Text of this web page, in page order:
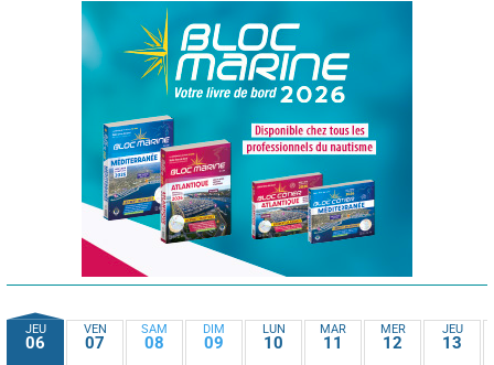
JEU
06
VEN
07
SAM
08
DIM
09
LUN
10
MAR
11
MER
12
JEU
13